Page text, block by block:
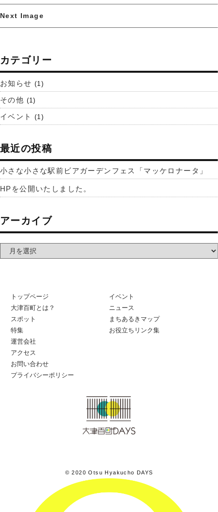
Next Image
カテゴリー
お知らせ (1)
その他 (1)
イベント (1)
最近の投稿
小さな小さな駅前ビアガーデンフェス「マッケロナータ」
HPを公開いたしました。
アーカイブ
トップページ
大津百町とは？
スポット
特集
イベント
ニュース
まちあるきマップ
お役立ちリンク集
運営会社
アクセス
お問い合わせ
プライバシーポリシー
© 2020 Otsu Hyakucho DAYS